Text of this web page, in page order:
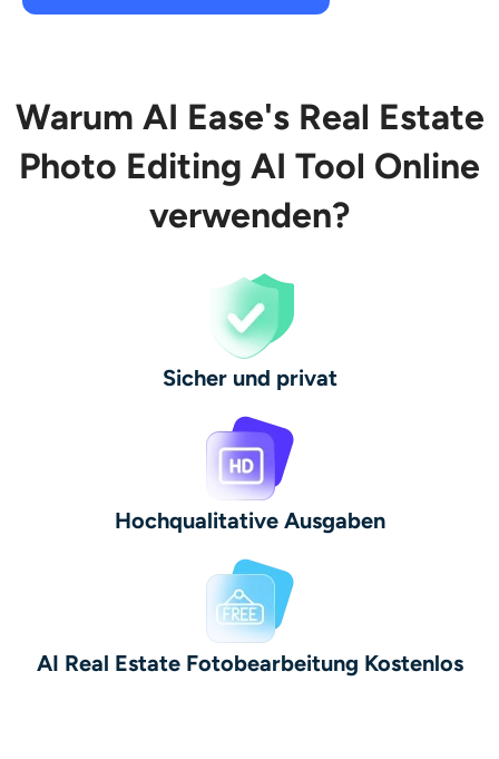
Warum AI Ease's Real Estate
Photo Editing AI Tool Online
verwenden?
Sicher und privat
Hochqualitative Ausgaben
AI Real Estate Fotobearbeitung Kostenlos